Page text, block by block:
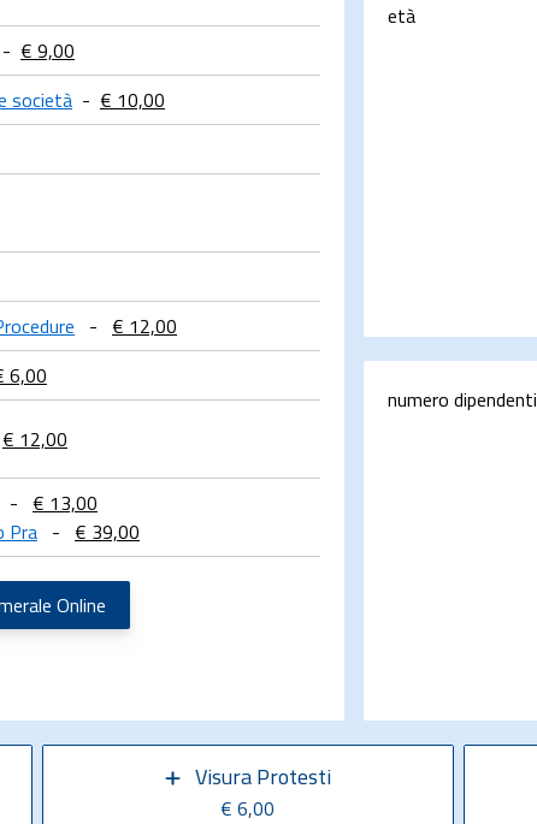
- € 9,00
società - € 10,00
- € 12,00
6,00
€ 12,00
- € 13,00
Pra - € 39,00
Online
età
numero dipendenti
Visura Protesti
€ 6,00